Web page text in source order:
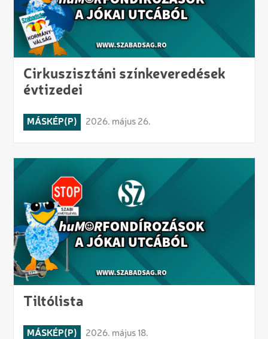
Cirkuszisztáni színkeveredések
évtizedei
MÁSKÉP(P) 2026. május 26.
Tiltólista
MÁSKÉP(P) 2026. május 18.